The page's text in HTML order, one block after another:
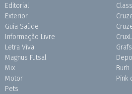
Editorial
Exterior
Guia Saúde
Informação Livre
Letra Viva
Magnus Futsal
Mix
Motor
Pets
Burh
Pink